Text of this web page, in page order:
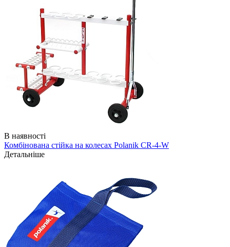
В наявності
Комбінована стійка на колесах Polanik CR-4-W
Детальніше